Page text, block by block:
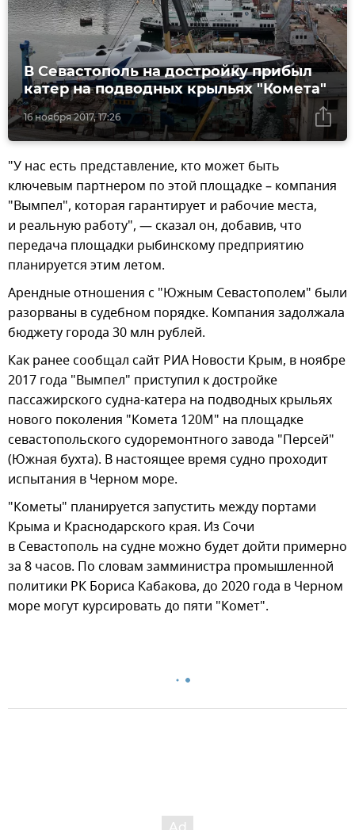
16 ноября 2017, 17:26
В Севастополь на достройку прибыл
катер на подводных крыльях "Комета"
"У нас есть представление, кто может быть
ключевым партнером по этой площадке – компания
"Вымпел", которая гарантирует и рабочие места,
и реальную работу", — сказал он, добавив, что
передача площадки рыбинскому предприятию
планируется этим летом.
Арендные отношения с "Южным Севастополем" были
разорваны в судебном порядке. Компания задолжала
бюджету города 30 млн рублей.
Как ранее сообщал сайт РИА Новости Крым, в ноябре
2017 года "Вымпел" приступил к достройке
пассажирского судна-катера на подводных крыльях
нового поколения "Комета 120М" на площадке
севастопольского судоремонтного завода "Персей"
(Южная бухта). В настоящее время судно проходит
испытания в Черном море.
"Кометы" планируется запустить между портами
Крыма и Краснодарского края. Из Сочи
в Севастополь на судне можно будет дойти примерно
за 8 часов. По словам замминистра промышленной
политики РК Бориса Кабакова, до 2020 года в Черном
море могут курсировать до пяти "Комет".